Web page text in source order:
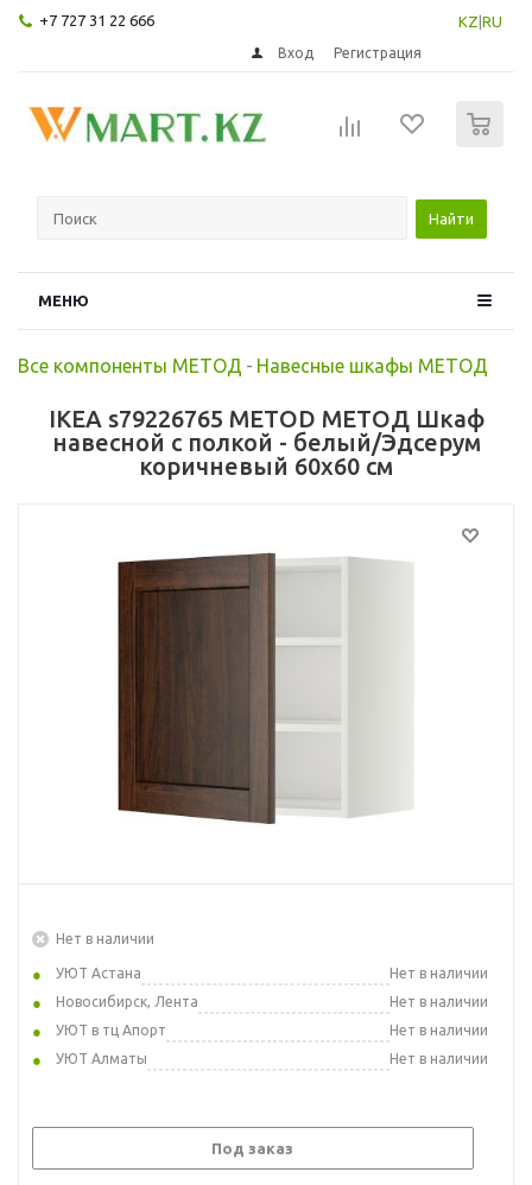
+7 727 31 22 666 KZ RU
Вход Регистрация
Найти
МЕНЮ
Все компоненты МЕТОД - Навесные шкафы МЕТОД
IKEA s79226765 METOD МЕТОД Шкаф
навесной с полкой - белый/Эдсерум
коричневый 60x60 см
Нет в наличии
УЮТ Астана
Нет в наличии
Новосибирск, Лента
Нет в наличии
УЮТ в тц Апорт
Нет в наличии
УЮТ Алматы
Нет в наличии
Под заказ